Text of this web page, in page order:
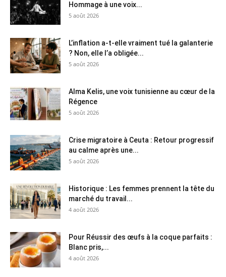
Hommage à une voix...
5 août 2026
L’inflation a-t-elle vraiment tué la galanterie
? Non, elle l’a obligée...
5 août 2026
Alma Kelis, une voix tunisienne au cœur de la
Régence
5 août 2026
Crise migratoire à Ceuta : Retour progressif
au calme après une...
5 août 2026
Historique : Les femmes prennent la tête du
marché du travail...
4 août 2026
Pour Réussir des œufs à la coque parfaits :
Blanc pris,...
4 août 2026